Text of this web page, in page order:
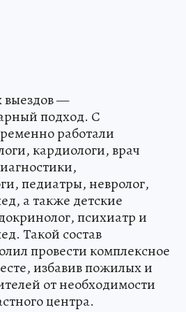
выездов —
подход. С
работали
кардиологи, врач
педиатры, невролог,
а также детские
психиатр и
Такой состав
провести комплексное
избавив пожилых и
от необходимости
центра.